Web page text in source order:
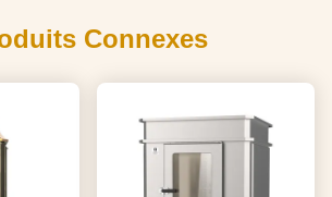
Connexes